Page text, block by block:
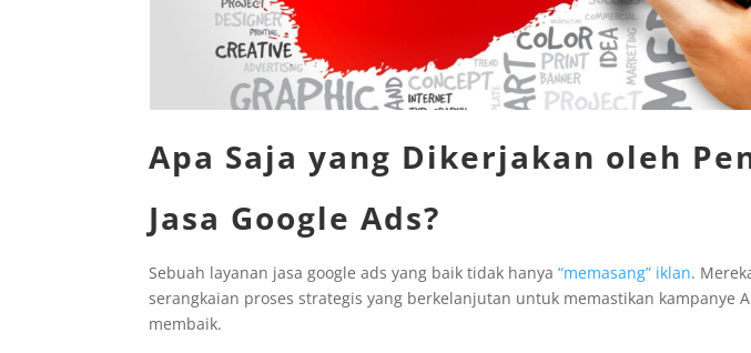
Apa Saja yang Dikerjakan oleh
Jasa Google Ads?
Sebuah layanan jasa google ads yang baik tidak hanya“memasang” iklan.
serangkaian proses strategis yang berkelanjutan untuk memastikan kampanye
membaik.